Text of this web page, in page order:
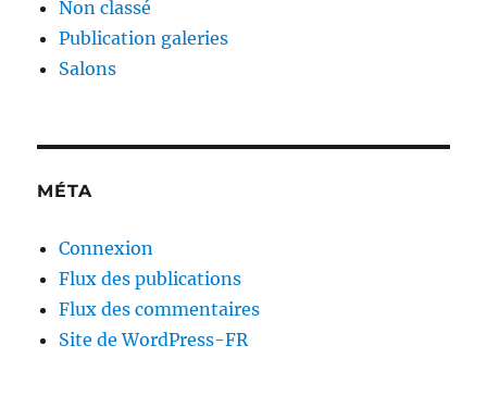
Non classé
Publication galeries
Salons
MÉTA
Connexion
Flux des publications
Flux des commentaires
Site de WordPress-FR